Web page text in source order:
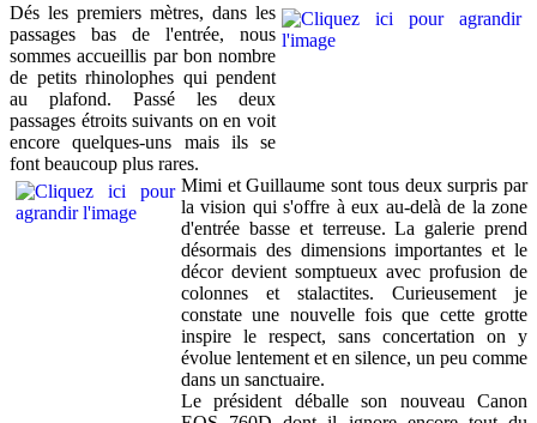
Dés les premiers mètres, dans les
passages bas de l'entrée, nous
sommes accueillis par bon nombre
de petits rhinolophes qui pendent
au plafond. Passé les deux
passages étroits suivants on en voit
encore quelques-uns mais ils se
font beaucoup plus rares.
Mimi et Guillaume sont tous deux surpris par
la vision qui s'offre à eux au-delà de la zone
d'entrée basse et terreuse. La galerie prend
désormais des dimensions importantes et le
décor devient somptueux avec profusion de
colonnes et stalactites. Curieusement je
constate une nouvelle fois que cette grotte
inspire le respect, sans concertation on y
évolue lentement et en silence, un peu comme
dans un sanctuaire.
Le président déballe son nouveau Canon